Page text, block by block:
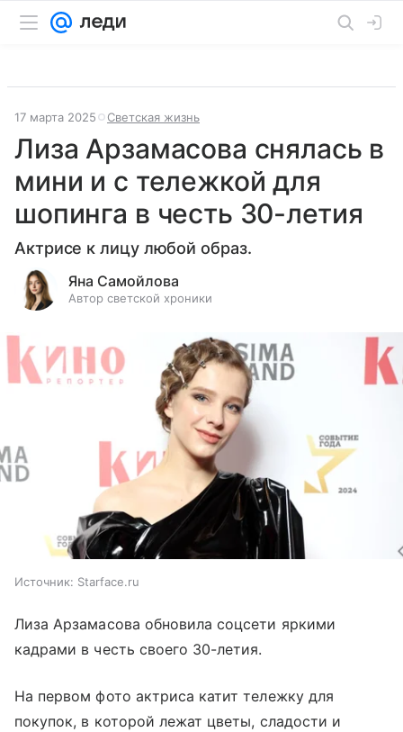
17 марта 2025 Светская жизнь
Лиза Арзамасова снялась в
мини и с тележкой для
шопинга в честь 30-летия
Актрисе к лицу любой образ.
Яна Самойлова
Автор светской хроники
Источник: Starface.ru
Лиза Арзамасова обновила соцсети яркими
кадрами в честь своего 30-летия.
На первом фото актриса катит тележку для
покупок, в которой лежат цветы, сладости и